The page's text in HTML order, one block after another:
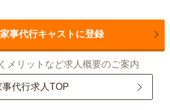
事代行キャストに登録
メリットなど求人概要のご案内
事代行求人TOP